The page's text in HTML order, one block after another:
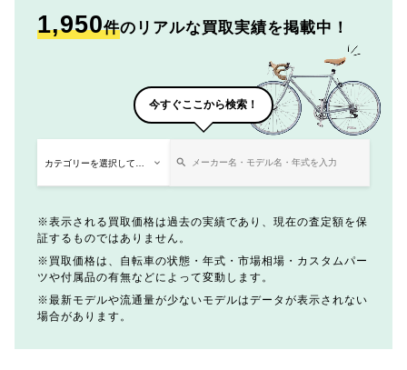
1,950件のリアルな買取実績を掲載中！
今すぐここから検索！
表示される買取価格は過去の実績であり、現在の査定額を保
証するものではありません。
買取価格は、自転車の状態・年式・市場相場・カスタムパー
ツや付属品の有無などによって変動します。
最新モデルや流通量が少ないモデルはデータが表示されない
場合があります。